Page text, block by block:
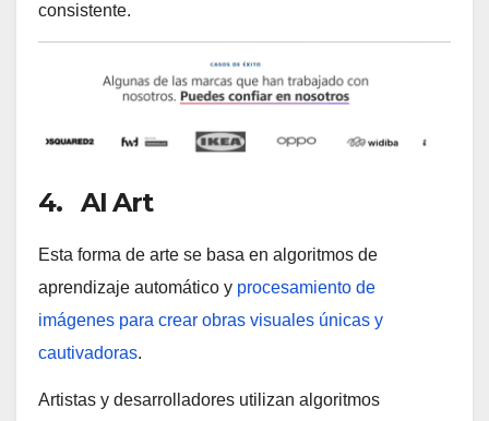
consistente.
4. AI Art
Esta forma de arte se basa en algoritmos de
aprendizaje automático y procesamiento de
imágenes para crear obras visuales únicas y
cautivadoras.
Artistas y desarrolladores utilizan algoritmos